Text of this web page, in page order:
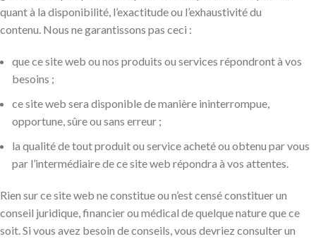
quant à la disponibilité, l’exactitude ou l’exhaustivité du
contenu. Nous ne garantissons pas ceci :
que ce site web ou nos produits ou services répondront à vos
besoins ;
ce site web sera disponible de manière ininterrompue,
opportune, sûre ou sans erreur ;
la qualité de tout produit ou service acheté ou obtenu par vous
par l’intermédiaire de ce site web répondra à vos attentes.
Rien sur ce site web ne constitue ou n’est censé constituer un
conseil juridique, financier ou médical de quelque nature que ce
soit. Si vous avez besoin de conseils, vous devriez consulter un